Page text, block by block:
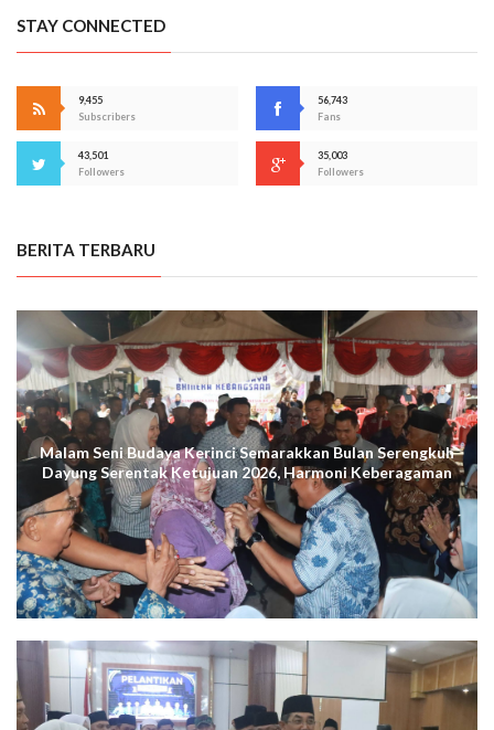
STAY CONNECTED
9,455
Subscribers
56,743
Fans
43,501
Followers
35,003
Followers
BERITA TERBARU
Malam Seni Budaya Kerinci Semarakkan Bulan Serengkuh
Dayung Serentak Ketujuan 2026, Harmoni Keberagaman
Terus Menggema di Kuala Tungkal